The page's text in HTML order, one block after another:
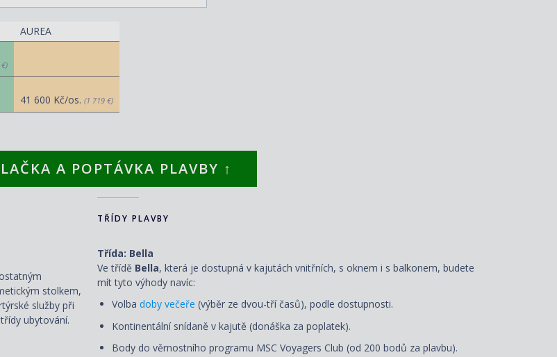
AUREA
41 600 Kč/os. (1 719 €)
A POPTÁVKA PLAVBY ↑
stolkem,
služby při
ubytování.
TŘÍDY PLAVBY
Třída: Bella
Ve třídě Bella, která je dostupná v kajutách vnitřních, s oknem i s balkonem, budete
mít tyto výhody navíc:
Volba doby večeře (výběr ze dvou-tří časů), podle dostupnosti.
Kontinentální snídaně v kajutě (donáška za poplatek).
Body do věrnostního programu MSC Voyagers Club (od 200 bodů za plavbu).